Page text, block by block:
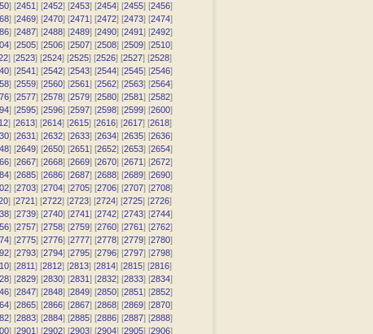
] [2451] [2452] [2453] [2454] [2455] [2456]
] [2469] [2470] [2471] [2472] [2473] [2474]
] [2487] [2488] [2489] [2490] [2491] [2492]
] [2505] [2506] [2507] [2508] [2509] [2510]
] [2523] [2524] [2525] [2526] [2527] [2528]
] [2541] [2542] [2543] [2544] [2545] [2546]
] [2559] [2560] [2561] [2562] [2563] [2564]
] [2577] [2578] [2579] [2580] [2581] [2582]
] [2595] [2596] [2597] [2598] [2599] [2600]
] [2613] [2614] [2615] [2616] [2617] [2618]
] [2631] [2632] [2633] [2634] [2635] [2636]
] [2649] [2650] [2651] [2652] [2653] [2654]
] [2667] [2668] [2669] [2670] [2671] [2672]
] [2685] [2686] [2687] [2688] [2689] [2690]
] [2703] [2704] [2705] [2706] [2707] [2708]
] [2721] [2722] [2723] [2724] [2725] [2726]
] [2739] [2740] [2741] [2742] [2743] [2744]
] [2757] [2758] [2759] [2760] [2761] [2762]
] [2775] [2776] [2777] [2778] [2779] [2780]
] [2793] [2794] [2795] [2796] [2797] [2798]
] [2811] [2812] [2813] [2814] [2815] [2816]
] [2829] [2830] [2831] [2832] [2833] [2834]
] [2847] [2848] [2849] [2850] [2851] [2852]
] [2865] [2866] [2867] [2868] [2869] [2870]
] [2883] [2884] [2885] [2886] [2887] [2888]
] [2901] [2902] [2903] [2904] [2905] [2906]